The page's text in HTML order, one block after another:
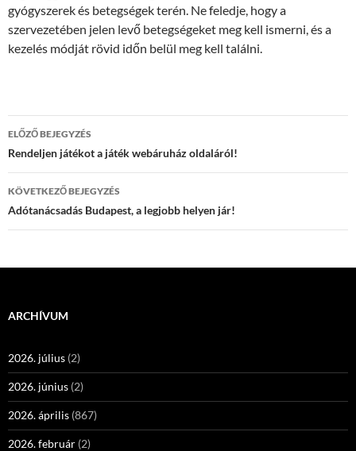
gyógyszerek és betegségek terén. Ne feledje, hogy a
szervezetében jelen levő betegségeket meg kell ismerni, és a
kezelés módját rövid időn belül meg kell találni.
Bejegyzések
navigációja
ELŐZŐ BEJEGYZÉS
Rendeljen játékot a játék webáruház oldaláról!
KÖVETKEZŐ BEJEGYZÉS
Adótanácsadás Budapest, a legjobb helyen jár!
ARCHÍVUM
2026. július (2)
2026. június (2)
2026. április (867)
2026. február (2)